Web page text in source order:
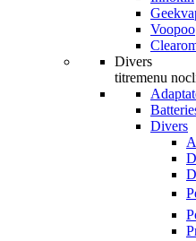
Voopoo
Divers
titremenu
Divers